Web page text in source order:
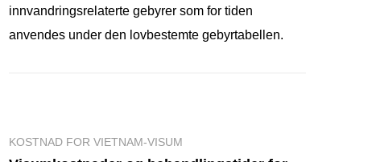
innvandringsrelaterte gebyrer som for tiden
anvendes under den lovbestemte gebyrtabellen.
KOSTNAD FOR VIETNAM-VISUM